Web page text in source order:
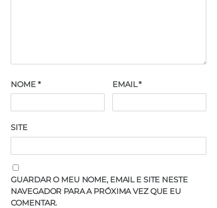
NOME * EMAIL*
SITE
GUARDAR O MEU NOME, EMAIL E SITE NESTE
NAVEGADOR PARA A PRÓXIMA VEZ QUE EU
COMENTAR.